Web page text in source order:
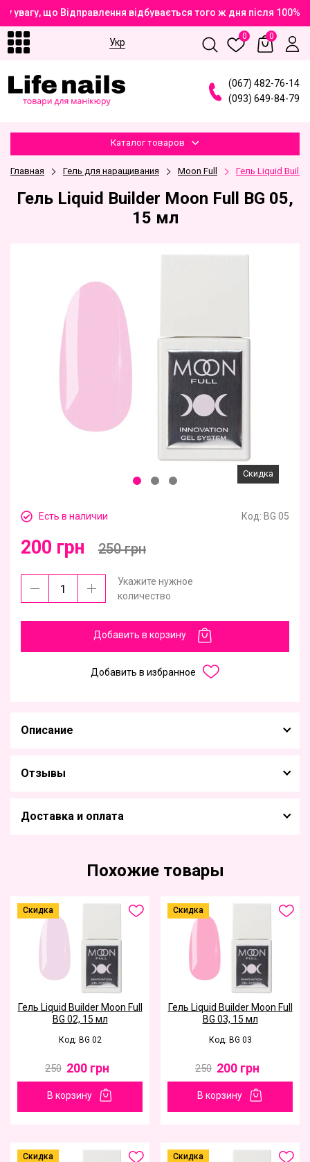
увагу, що Відправлення відбувається того ж дня після
Укр
0 0
(067) 482-76-14
(093) 649-84-79
Каталог товаров
Главная Гель для наращивания Moon Full Гель Liquid
Гель Liquid Builder Moon Full BG 05,
15 мл
Скидка
Есть в наличии Код: BG 05
200 грн 250 грн
Укажите нужное
количество
Добавить в корзину
Добавить в избранное
Описание
Отзывы
Доставка и оплата
Похожие товары
Скидка
Гель Liquid Builder Moon Full
BG 02, 15 мл
Код: BG 02
250 200 грн
В корзину
Скидка
Гель Liquid Builder Moon Full
BG 03, 15 мл
Код: BG 03
250 200 грн
В корзину
Скидка Скидка